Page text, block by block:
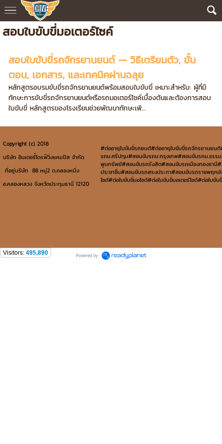
สอบใบขับขี่มอเตอร์ไซค์
สอบใบขับขี่รถจักรยานยนต์ — วิธีเตรียมตัว, ขั้น
ตอน, เอกสาร, และเทคนิคผ่านฉลุย
หลักสูตรอบรมขับขี่รถจักรยานยนต์พร้อมสอบใบขับขี่ เหมาะสำหรับ: ผู้ที่มี
ทักษะการขับขี่รถจักรยานยนต์หรือรถมอเตอร์ไซค์เบื้องต้นและต้องการสอบ
ใบขับขี่ หลักสูตรของโรงเรียนช่วยพัฒนาทักษะเพิ...
Copyright (c) 2018
บริษัท อินเตอร์์ไดรฟ์วิ่งแคมปัส จำกัด
ที่อยู่บริษัท 88 หมู่2 ต.คลองหนึ่ง
อ.คลองหลวง จังหวัดประทุมธานี 12120
#ต่ออายุใบขับขี่รถยนต์#ต่ออายุใบขับขี่รถจักรยานย
รถม.ศรีปทุม#สอนขับรถม.กรุงเทพ#สอนขับรถม.ธรร
พูนทรัพย์#สอนขับรถรังสิต#สอนขับรถเมืองทองธานี
ประชาชื่น#สอนขับรถสรงประภา#สอนขับรถราชพฤก
ไซด์#ต่อใบขับขี่มอไซด์#ต่อใบขับขี่มอเตอร์ไซด์#ต่อใบ
Visitors: 495,890